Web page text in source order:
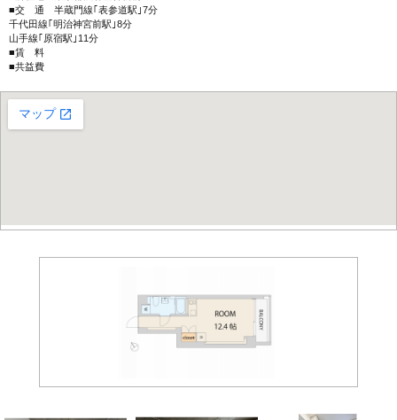
■交 通 半蔵門線｢表参道駅｣7分
千代田線｢明治神宮前駅｣8分
山手線｢原宿駅｣11分
■賃 料
■共益費